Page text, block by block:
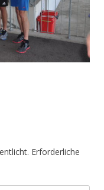
Erforderliche